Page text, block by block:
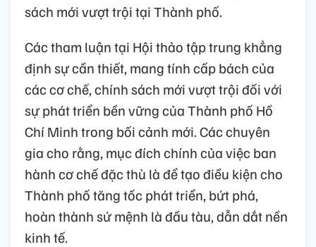
sách mới vượt trội tại Thành phố.
Các tham luận tại Hội thảo tập trung khẳng
định sự cần thiết, mang tính cấp bách của
các cơ chế, chính sách mới vượt trội đối với
sự phát triển bền vững của Thành phố Hồ
Chí Minh trong bối cảnh mới. Các chuyên
gia cho rằng, mục đích chính của việc ban
hành cơ chế đặc thù là để tạo điều kiện cho
Thành phố tăng tốc phát triển, bứt phá,
hoàn thành sứ mệnh là đầu tàu, dẫn dắt nền
kinh tế.